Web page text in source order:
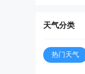
天气分类
热门天气